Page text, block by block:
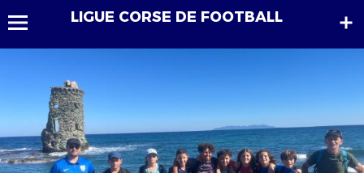
LIGUE CORSE DE FOOTBALL